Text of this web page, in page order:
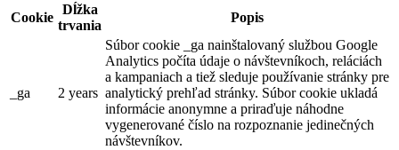
Cookie
Dĺžka
trvania
Popis
_ga 2 years
Súbor cookie _ga nainštalovaný službou Google
Analytics počíta údaje o návštevníkoch, reláciách
a kampaniach a tiež sleduje používanie stránky pre
analytický prehľad stránky. Súbor cookie ukladá
informácie anonymne a priraďuje náhodne
vygenerované číslo na rozpoznanie jedinečných
návštevníkov.